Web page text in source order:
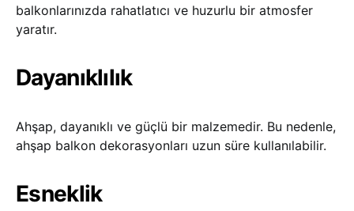
balkonlarınızda rahatlatıcı ve huzurlu bir atmosfer
yaratır.
Dayanıklılık
Ahşap, dayanıklı ve güçlü bir malzemedir. Bu nedenle,
ahşap balkon dekorasyonları uzun süre kullanılabilir.
Esneklik